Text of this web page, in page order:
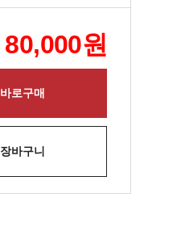
80,000원
바로구매
장바구니